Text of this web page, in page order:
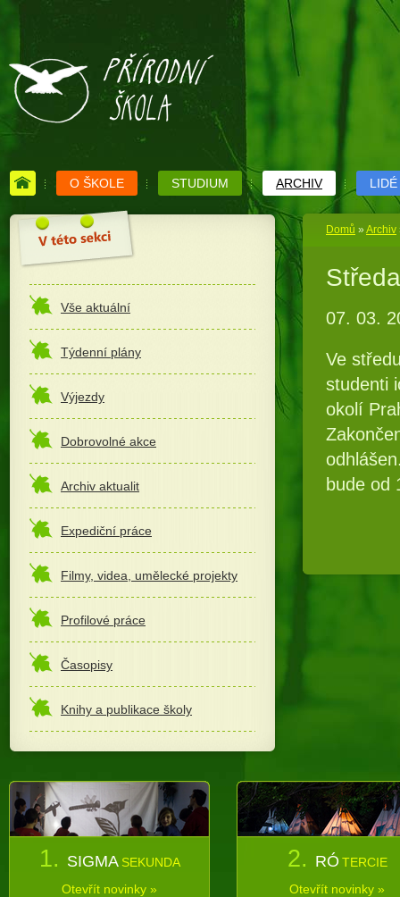
O ŠKOLE STUDIUM ARCHIV LIDÉ
Vše aktuální
Týdenní plány
Výjezdy
Dobrovolné akce
Archiv aktualit
Expediční práce
Filmy, videa, umělecké projekty
Profilové práce
Časopisy
Knihy a publikace školy
Domů » Archiv
07. 03.
Ve
studenti
okolí
bude od
1. SIGMA SEKUNDA
Otevřít novinky »
2. RÓ TERCIE
Otevřít novinky »